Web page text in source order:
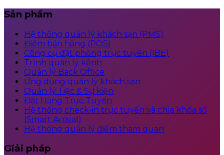
Sản phẩm
Hệ thống quản lý khách sạn (PMS)
Điểm bán hàng (POS)
Công cụ đặt phòng trực tuyến (IBE)
Trình quản lý kênh
Quản lý Back Office
Ứng dụng quản lý khách sạn
Quản lý Tiệc & Sự kiện
Đặt Hàng Trực Tuyến
Hệ thống check-in trực tuyến và chìa khóa số
(Smart Arrival)
Hệ thống quản lý điểm tham quan
Giải pháp